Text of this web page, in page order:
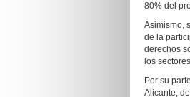
80% del
Asimismo,
de la
derechos
los
Por su
Alicante,